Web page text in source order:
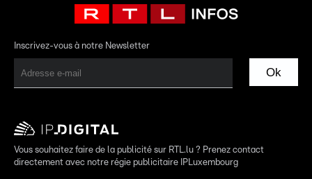
Inscrivez-vous à notre Newsletter
Ok
Vous souhaitez faire de la publicité sur RTL.lu ? Prenez contact
directement avec notre régie publicitaire IPLuxembourg